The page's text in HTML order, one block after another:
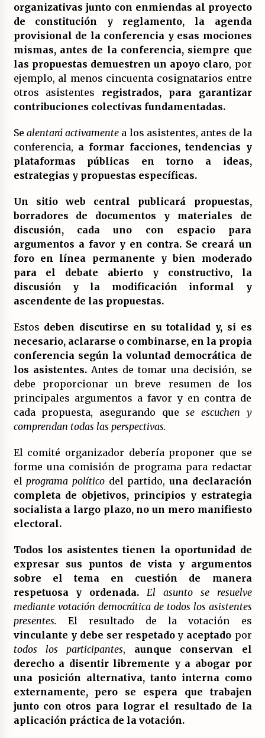
organizativas junto con enmiendas al proyecto
de constitución y reglamento, la agenda
provisional de la conferencia y esas mociones
mismas, antes de la conferencia, siempre que
las propuestas demuestren un apoyo claro, por
ejemplo, al menos cincuenta cosignatarios entre
otros asistentes registrados, para garantizar
contribuciones colectivas fundamentadas.
Se alentará activamente a los asistentes, antes de la
conferencia, a formar facciones, tendencias y
plataformas públicas en torno a ideas,
estrategias y propuestas específicas.
Un sitio web central publicará propuestas,
borradores de documentos y materiales de
discusión, cada uno con espacio para
argumentos a favor y en contra. Se creará un
foro en línea permanente y bien moderado
para el debate abierto y constructivo, la
discusión y la modificación informal y
ascendente de las propuestas.
Estos deben discutirse en su totalidad y, si es
necesario, aclararse o combinarse, en la propia
conferencia según la voluntad democrática de
los asistentes.Antes de tomar una decisión, se
debe proporcionar un breve resumen de los
principales argumentos a favor y en contra de
cada propuesta, asegurando que se escuchen y
comprendan todas las perspectivas.
El comité organizador debería proponer que se
forme una comisión de programa para redactar
elprograma políticodel partido, una declaración
completa de objetivos, principios y estrategia
socialista a largo plazo, no un mero manifiesto
electoral.
Todos los asistentes tienen la oportunidad de
expresar sus puntos de vista y argumentos
sobre el tema en cuestión de manera
respetuosa y ordenada.
El asunto se resuelve
mediante votación democrática de todos los asistentes
presentes. El resultado de la votación es
vinculante y debe ser respetado y aceptado por
todos los participantes, aunque conservan el
derecho a disentir libremente y a abogar por
una posición alternativa, tanto interna como
externamente, pero se espera que trabajen
junto con otros para lograr el resultado de la
aplicación práctica de la votación.